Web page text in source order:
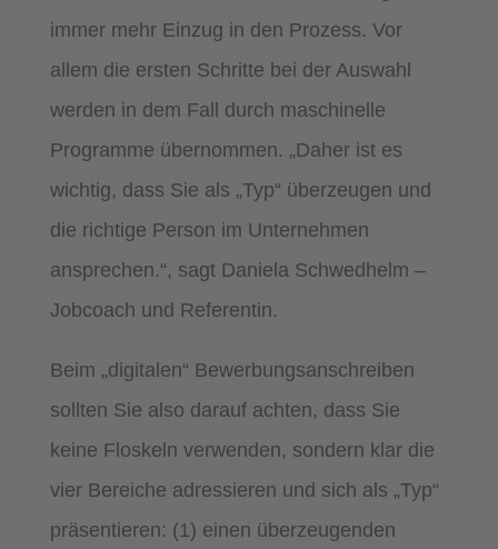
immer mehr Einzug in den Prozess. Vor
allem die ersten Schritte bei der Auswahl
werden in dem Fall durch maschinelle
Programme übernommen. „Daher ist es
wichtig, dass Sie als „Typ“ überzeugen und
die richtige Person im Unternehmen
ansprechen.“, sagt Daniela Schwedhelm –
Jobcoach und Referentin.
Beim „digitalen“ Bewerbungsanschreiben
sollten Sie also darauf achten, dass Sie
keine Floskeln verwenden, sondern klar die
vier Bereiche adressieren und sich als „Typ“
präsentieren: (1) einen überzeugenden